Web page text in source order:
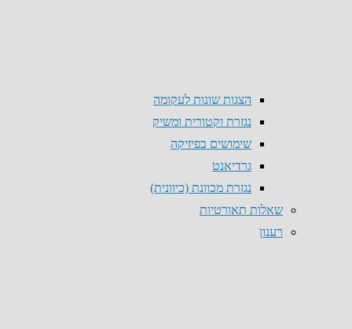
הצגות שונות לעקומה
נגזרת וקטורית ומשיק
שימושים בפיזיקה
גרדיאנט
נגזרת מכוונת (כיוונית)
שאלות תאורטיות
רענון